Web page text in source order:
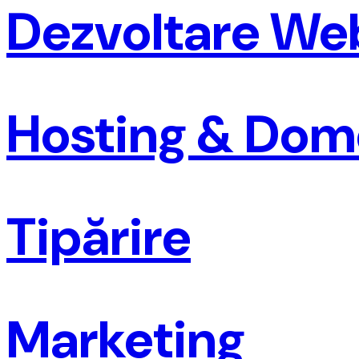
Dezvoltare
Hosting &
Tipărire
Marketing